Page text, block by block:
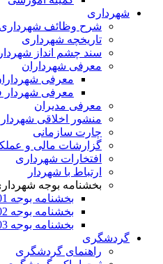
شهرداری
شرح وظائف شهرداری
تاریخچه شهرداری
سند چشم انداز
معرفی شهرداران
معرفی
معرفی شهردار
معرفی مدیران
منشور اخلاقی
چارت سازمانی
گزارشات مالی و
افتخارات شهرداری
ارتباط با شهردار
بخشنامه بوجه
بخشنامه بوجه 1401 شهرداری ها
بخشنامه بوجه 1402 شهرداری ها
بخشنامه بوجه 1403 شهرداری ها
گردشگری
راهنمای گردشگری